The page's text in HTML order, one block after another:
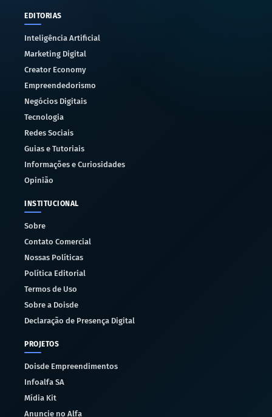
EDITORIAS
Inteligência Artificial
Marketing Digital
Creator Economy
Empreendedorismo
Negócios Digitais
Tecnologia
Redes Sociais
Guias e Tutoriais
Informações e Curiosidades
Opinião
INSTITUCIONAL
Sobre
Contato Comercial
Nossas Políticas
Política Editorial
Termos de Uso
Sobre a Doisde
Declaração de Presença Digital
PROJETOS
Doisde Empreendimentos
Infoalfa SA
Mídia Kit
Anuncie no Alfa